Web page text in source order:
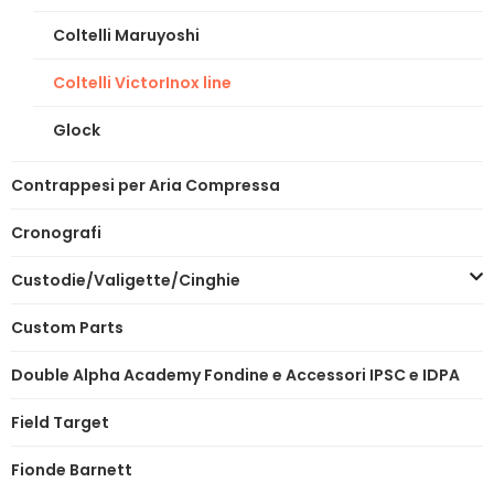
Coltelli Maruyoshi
Coltelli VictorInox line
Glock
Contrappesi per Aria Compressa
Cronografi
Custodie/Valigette/Cinghie
Custom Parts
Double Alpha Academy Fondine e Accessori IPSC e IDPA
Field Target
Fionde Barnett